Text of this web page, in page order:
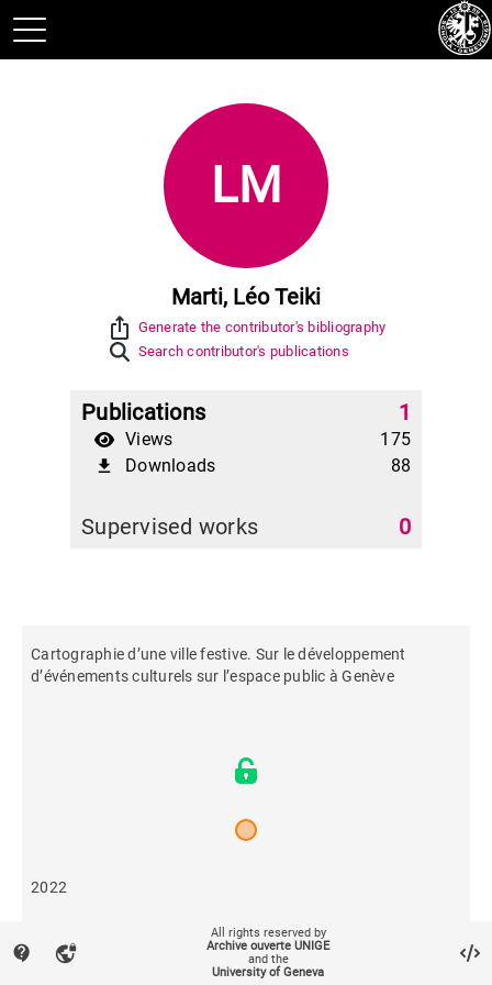
LM
Marti, Léo Teiki
ios_share Generate the contributor's bibliography
Search contributor's publications
Publications 1
Views 175
file_download Downloads 88
Supervised works 0
Cartographie d’une ville festive. Sur le développement
d’événements culturels sur l’espace public à Genève
2022
175
contact_support vpn_lock
All rights reserved by
Archive ouverte UNIGE
and the
University of Geneva